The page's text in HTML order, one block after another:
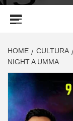
HOME CULTURA
NIGHT A UMMA